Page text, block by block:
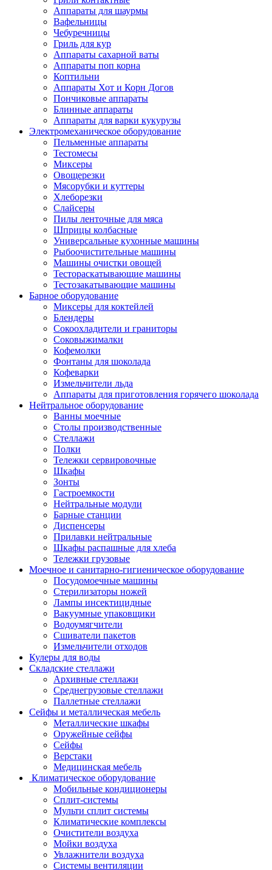
Аппараты для шаурмы
Вафельницы
Чебуречницы
Гриль для кур
Аппараты сахарной ваты
Аппараты поп корна
Коптильни
Аппараты Хот и Корн Догов
Пончиковые аппараты
Блинные аппараты
Аппараты для варки кукурузы
Электромеханическое оборудование
Пельменные аппараты
Тестомесы
Миксеры
Овощерезки
Мясорубки и куттеры
Хлеборезки
Слайсеры
Пилы ленточные для мяса
Шприцы колбасные
Универсальные кухонные машины
Рыбоочистительные машины
Машины очистки овощей
Тестораскатывающие машины
Тестозакатывающие машины
Барное оборудование
Миксеры для коктейлей
Блендеры
Сокоохладители и граниторы
Соковыжималки
Кофемолки
Фонтаны для шоколада
Кофеварки
Измельчители льда
Аппараты для приготовления горячего шоколада
Нейтральное оборудование
Ванны моечные
Столы производственные
Стеллажи
Полки
Тележки сервировочные
Шкафы
Зонты
Гастроемкости
Нейтральные модули
Барные станции
Диспенсеры
Прилавки нейтральные
Шкафы распашные для хлеба
Тележки грузовые
Моечное и санитарно-гигиеническое оборудование
Посудомоечные машины
Стерилизаторы ножей
Лампы инсектицидные
Вакуумные упаковщики
Водоумягчители
Сшиватели пакетов
Измельчители отходов
Кулеры для воды
Складские стеллажи
Архивные стеллажи
Среднегрузовые стеллажи
Паллетные стеллажи
Сейфы и металлическая мебель
Металлические шкафы
Оружейные сейфы
Сейфы
Верстаки
Медицинская мебель
Климатическое оборудование
Мобильные кондиционеры
Сплит-системы
Мульти сплит системы
Климатические комплексы
Очистители воздуха
Мойки воздуха
Увлажнители воздуха
Системы вентиляции